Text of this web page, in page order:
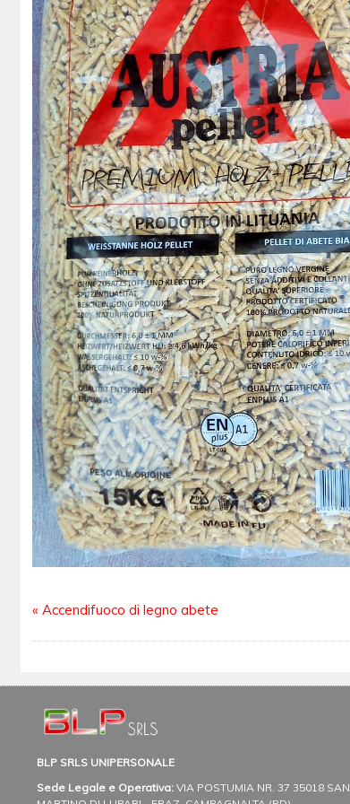
« Accendifuoco di legno abete
BLP SRLS UNIPERSONALE
Sede Legale e Operativa: VIA POSTUMIA NR. 37 35018 SAN